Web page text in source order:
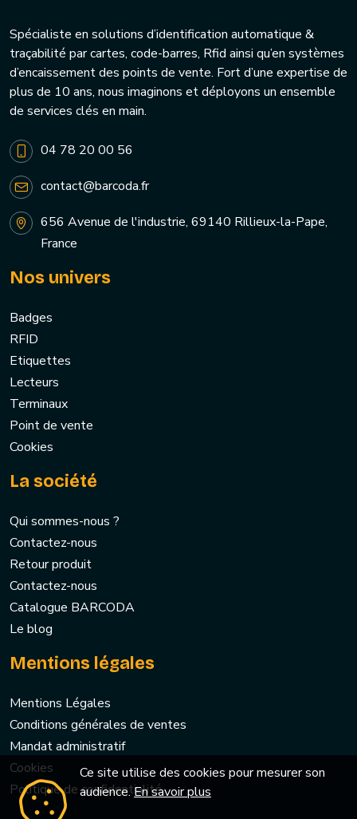
Spécialiste en solutions d’identification automatique &
traçabilité par cartes, code-barres, Rfid ainsi qu’en systèmes
d’encaissement des points de vente. Fort d’une expertise de
plus de 10 ans, nous imaginons et déployons un ensemble
de services clés en main.
04 78 20 00 56
contact@barcoda.fr
656 Avenue de l'industrie, 69140 Rillieux-la-Pape,
France
Nos univers
Badges
RFID
Etiquettes
Lecteurs
Terminaux
Point de vente
Cookies
La société
Qui sommes-nous ?
Contactez-nous
Retour produit
Contactez-nous
Catalogue BARCODA
Le blog
Mentions légales
Mentions Légales
Conditions générales de ventes
Mandat administratif
Cookies
Politique de confidentialité
Ce site utilise des cookies pour mesurer son
audience.En savoir plus